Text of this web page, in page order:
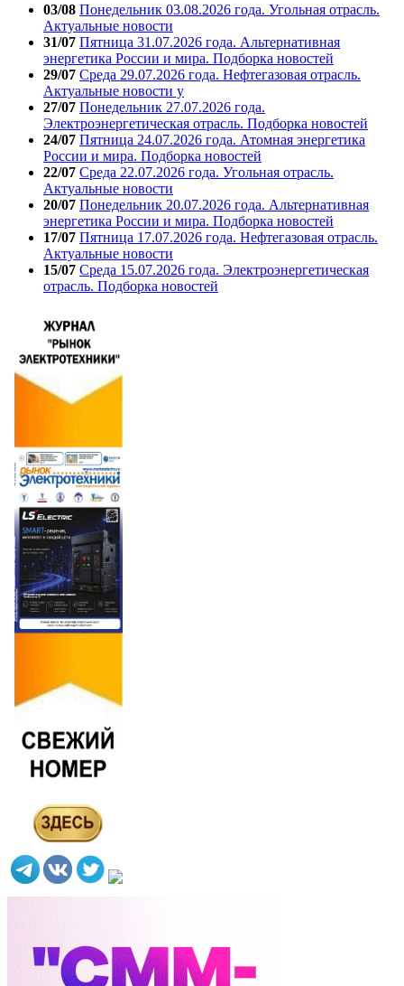
03/08 Понедельник 03.08.2026 года. Угольная отрасль.
Актуальные новости
31/07 Пятница 31.07.2026 года. Альтернативная
энергетика России и мира. Подборка новостей
29/07 Среда 29.07.2026 года. Нефтегазовая отрасль.
Актуальные новости у
27/07 Понедельник 27.07.2026 года.
Электроэнергетическая отрасль. Подборка новостей
24/07 Пятница 24.07.2026 года. Атомная энергетика
России и мира. Подборка новостей
22/07 Среда 22.07.2026 года. Угольная отрасль.
Актуальные новости
20/07 Понедельник 20.07.2026 года. Альтернативная
энергетика России и мира. Подборка новостей
17/07 Пятница 17.07.2026 года. Нефтегазовая отрасль.
Актуальные новости
15/07 Среда 15.07.2026 года. Электроэнергетическая
отрасль. Подборка новостей